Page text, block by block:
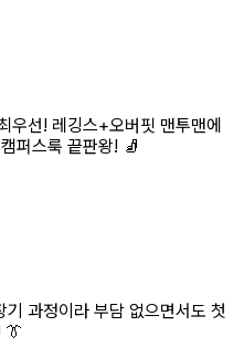
우선! 레깅스+오버핏 맨투맨에
퍼스룩 끝판왕! 🧦
과정이라 부담 없으면서도 첫
👔